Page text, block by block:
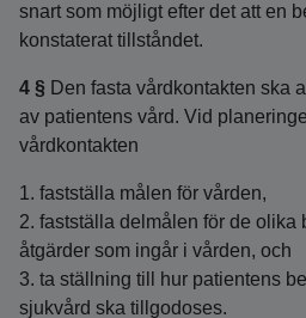
snart som möjligt efter det att en
konstaterat tillståndet.
4 § Den fasta vårdkontakten ska
av patientens vård. Vid
vårdkontakten
1. fastställa målen för vården,
2. fastställa delmålen för de olika
åtgärder som ingår i vården, och
3. ta ställning till hur patientens
sjukvård ska tillgodoses.